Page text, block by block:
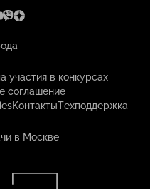
участия в конкурсах
соглашение
КонтактыТехподдержка
в Москве